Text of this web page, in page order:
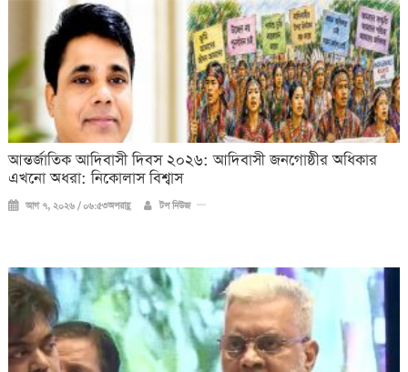
আন্তর্জাতিক আদিবাসী দিবস ২০২৬: আদিবাসী জনগোষ্ঠীর অধিকার
এখনো অধরা: নিকোলাস বিশ্বাস
আগ ৭, ২০২৬ / ০৬:৫৩অপরাহ্ণ টপ নিউজ